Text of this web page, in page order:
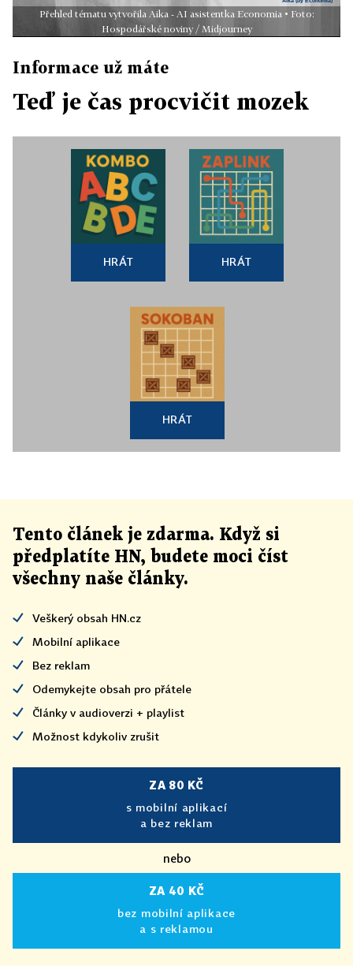
Přehled tématu vytvořila Aika - AI asistentka Economia • Foto:
Hospodářské noviny / Midjourney
Informace už máte
Teď je čas procvičit mozek
HRÁT HRÁT
HRÁT
Tento článek je zdarma. Když si
předplatíte HN, budete moci číst
všechny naše články.
Veškerý obsah HN.cz
Mobilní aplikace
Bez reklam
Odemykejte obsah pro přátele
Články v audioverzi + playlist
Možnost kdykoliv zrušit
ZA 80 KČ
s mobilní aplikací
a bez reklam
nebo
ZA 40 KČ
bez mobilní aplikace
a s reklamou